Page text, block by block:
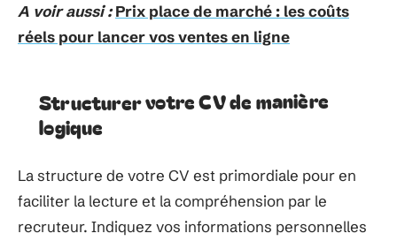
A voir aussi : Prix place de marché : les coûts
réels pour lancer vos ventes en ligne
Structurer votre CV de manière
logique
La structure de votre CV est primordiale pour en
faciliter la lecture et la compréhension par le
recruteur. Indiquez vos informations personnelles